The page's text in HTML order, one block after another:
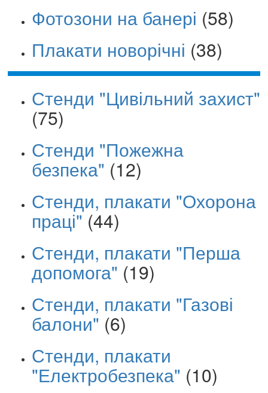
Фотозони на банері (58)
Плакати новорічні (38)
Стенди "Цивільний захист"
(75)
Стенди "Пожежна
безпека" (12)
Стенди, плакати "Охорона
праці" (44)
Стенди, плакати "Перша
допомога" (19)
Стенди, плакати "Газові
балони" (6)
Стенди, плакати
"Електробезпека" (10)